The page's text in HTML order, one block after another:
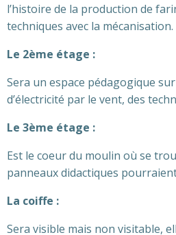
l’histoire de la production de
techniques avec la mécanisation.
Le 2ème étage :
Sera un espace pédagogique
d’électricité par le vent, des
Le 3ème étage :
Est le coeur du moulin où se
panneaux didactiques
La coiffe :
Sera visible mais non visitable,